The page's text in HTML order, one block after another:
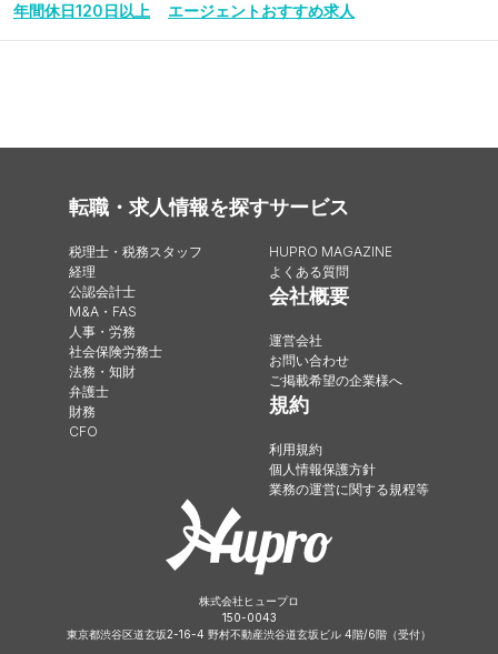
年間休日120日以上
エージェントおすすめ求人
転職・求人情報を探す
税理士・税務スタッフ
経理
公認会計士
M&A・FAS
人事・労務
社会保険労務士
法務・知財
弁護士
財務
CFO
サービス
HUPRO MAGAZINE
よくある質問
会社概要
運営会社
お問い合わせ
ご掲載希望の企業様へ
規約
利用規約
個人情報保護方針
業務の運営に関する規程等
株式会社ヒュープロ
150-0043
東京都渋谷区道玄坂2-16-4 野村不動産渋谷道玄坂ビル 4階/6階（受付）